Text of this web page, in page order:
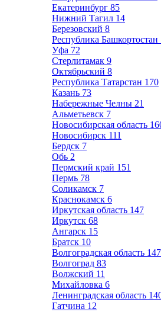
Екатеринбург 85
Нижний Тагил 14
Березовский 8
Республика Башкортостан
Уфа 72
Стерлитамак 9
Октябрьский 8
Республика Татарстан 170
Казань 73
Набережные Челны 21
Альметьевск 7
Новосибирская область
Новосибирск 111
Бердск 7
Обь 2
Пермский край 151
Пермь 78
Соликамск 7
Краснокамск 6
Иркутская область 147
Иркутск 68
Ангарск 15
Братск 10
Волгоградская область 147
Волгоград 83
Волжский 11
Михайловка 6
Ленинградская область
Гатчина 12